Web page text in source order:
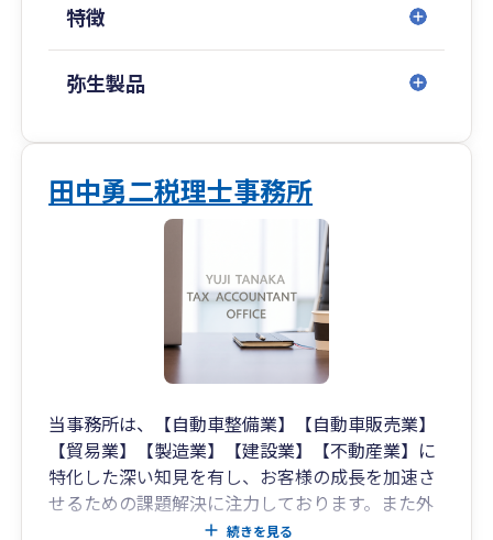
特徴
弥生製品
田中勇二税理士事務所
当事務所は、【自動車整備業】【自動車販売業】
【貿易業】【製造業】【建設業】【不動産業】に
特化した深い知見を有し、お客様の成長を加速さ
せるための課題解決に注力しております。また外
国人経営者様へのサポート体制も整えており、多
続きを見る